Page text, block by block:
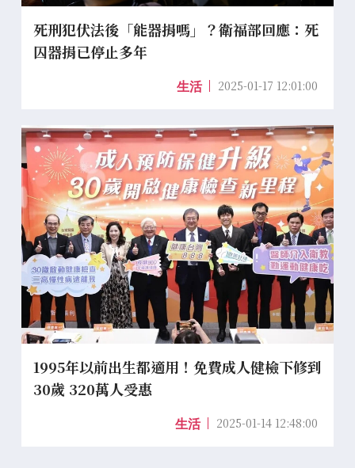
死刑犯伏法後「能器捐嗎」？衛福部回應：死
囚器捐已停止多年
生活 2025-01-17 12:01:00
1995年以前出生都適用！免費成人健檢下修到
30歲 320萬人受惠
生活 2025-01-14 12:48:00